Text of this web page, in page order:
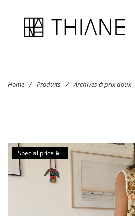
Home / Produits / Archives à prix doux
Special price 💫